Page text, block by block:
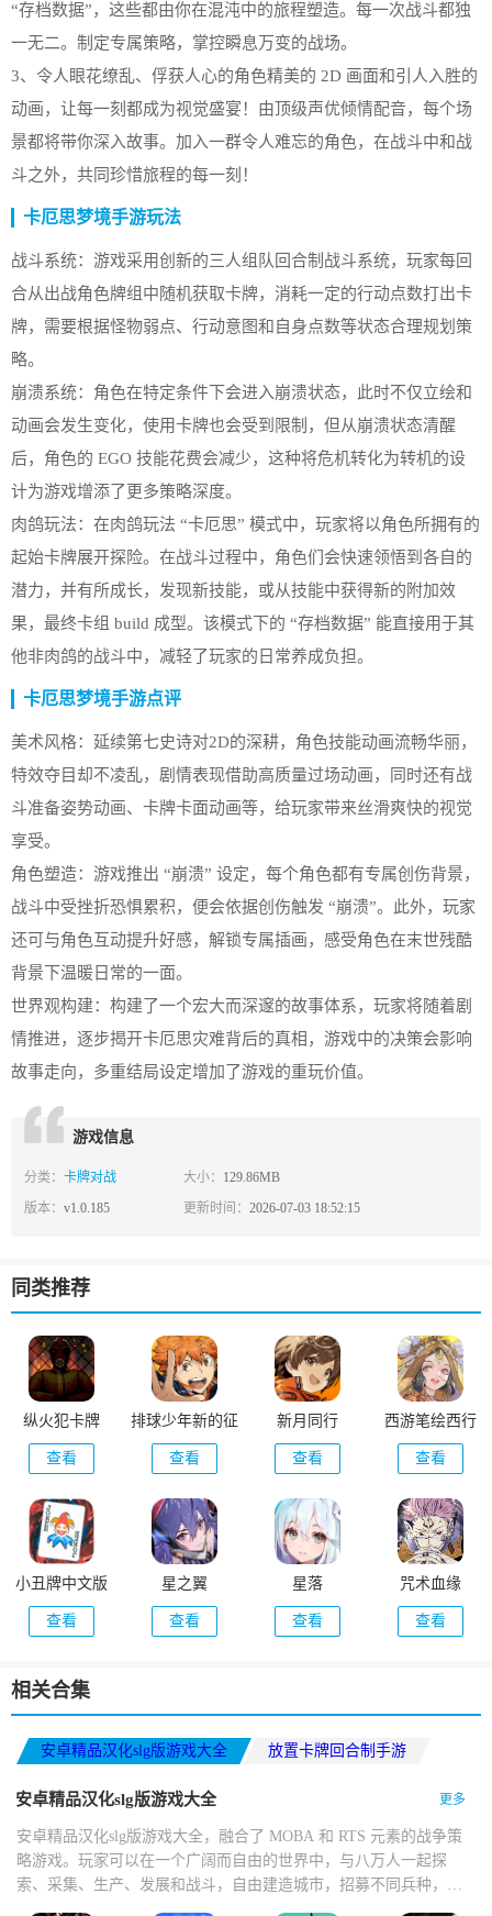
“存档数据”，这些都由你在混沌中的旅程塑造。每一次战斗都独
一无二。制定专属策略，掌控瞬息万变的战场。
3、令人眼花缭乱、俘获人心的角色精美的 2D 画面和引人入胜的
动画，让每一刻都成为视觉盛宴！由顶级声优倾情配音，每个场
景都将带你深入故事。加入一群令人难忘的角色，在战斗中和战
斗之外，共同珍惜旅程的每一刻！
卡厄思梦境手游玩法
战斗系统：游戏采用创新的三人组队回合制战斗系统，玩家每回
合从出战角色牌组中随机获取卡牌，消耗一定的行动点数打出卡
牌，需要根据怪物弱点、行动意图和自身点数等状态合理规划策
略。
崩溃系统：角色在特定条件下会进入崩溃状态，此时不仅立绘和
动画会发生变化，使用卡牌也会受到限制，但从崩溃状态清醒
后，角色的 EGO 技能花费会减少，这种将危机转化为转机的设
计为游戏增添了更多策略深度。
肉鸽玩法：在肉鸽玩法 “卡厄思” 模式中，玩家将以角色所拥有的
起始卡牌展开探险。在战斗过程中，角色们会快速领悟到各自的
潜力，并有所成长，发现新技能，或从技能中获得新的附加效
果，最终卡组 build 成型。该模式下的 “存档数据” 能直接用于其
他非肉鸽的战斗中，减轻了玩家的日常养成负担。
卡厄思梦境手游点评
美术风格：延续第七史诗对2D的深耕，角色技能动画流畅华丽，
特效夺目却不凌乱，剧情表现借助高质量过场动画，同时还有战
斗准备姿势动画、卡牌卡面动画等，给玩家带来丝滑爽快的视觉
享受。
角色塑造：游戏推出 “崩溃” 设定，每个角色都有专属创伤背景，
战斗中受挫折恐惧累积，便会依据创伤触发 “崩溃”。此外，玩家
还可与角色互动提升好感，解锁专属插画，感受角色在末世残酷
背景下温暖日常的一面。
世界观构建：构建了一个宏大而深邃的故事体系，玩家将随着剧
情推进，逐步揭开卡厄思灾难背后的真相，游戏中的决策会影响
故事走向，多重结局设定增加了游戏的重玩价值。
游戏信息
分类： 卡牌对战 大小： 129.86MB
版本： v1.0.185 更新时间：2026-07-03 18:52:15
同类推荐
纵火犯卡牌
查看
排球少年新的征
程
查看
新月同行
查看
西游笔绘西行
查看
小丑牌中文版
查看
星之翼
查看
星落
查看
咒术血缘
查看
相关合集
安卓精品汉化slg版游戏大全
放置卡牌回合制手游
安卓精品汉化slg版游戏大全 更多
安卓精品汉化slg版游戏大全，融合了 MOBA 和 RTS 元素的战争策
略游戏。玩家可以在一个广阔而自由的世界中，与八万人一起探
索、采集、生产、发展和战斗，自由建造城市，招募不同兵种，与
其他玩家联盟或对抗，争夺世界霸主之位。玩家需要在辐射废墟中